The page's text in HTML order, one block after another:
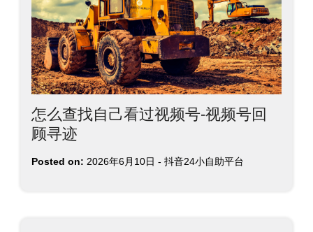
怎么查找自己看过视频号-视频号回
顾寻迹
Posted on: 2026年6月10日 - 抖音24小自助平台